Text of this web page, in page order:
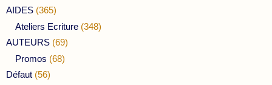
AIDES (365)
Ateliers Ecriture (348)
AUTEURS (69)
Promos (68)
Défaut (56)